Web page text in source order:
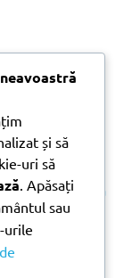
care contează
fiecărei soluții
lavabile
și să
uri să
. Apăsați
sau
urile